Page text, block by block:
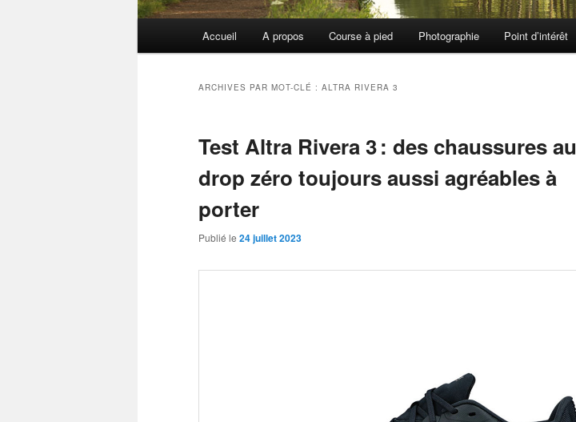
Accueil A propos Course à pied Photographie Point d’intérêt
ARCHIVES PAR MOT-CLÉ : ALTRA RIVERA 3
Test Altra Rivera 3 : des chaussures au
drop zéro toujours aussi agréables à
porter
Publié le 24 juillet 2023